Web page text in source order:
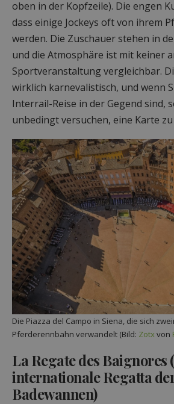
oben in der Kopfzeile). Die engen
dass einige Jockeys oft von ihrem
werden. Die Zuschauer stehen in
und die Atmosphäre ist mit keiner
Sportveranstaltung vergleichbar.
wirklich karnevalistisch, und wenn
Interrail-Reise in der Gegend sind,
unbedingt versuchen, eine Karte
Die Piazza del Campo in Siena, die sich
Pferderennbahn verwandelt (Bild: Zotxvon
La Regate des Baignores
internationale Regatta
Badewannen)